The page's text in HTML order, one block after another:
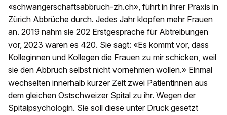
«schwangerschaftsabbruch-zh.ch», führt in ihrer Praxis in
Zürich Abbrüche durch. Jedes Jahr klopfen mehr Frauen
an. 2019 nahm sie 202 Erstgespräche für Abtreibungen
vor, 2023 waren es 420. Sie sagt: «Es kommt vor, dass
Kolleginnen und Kollegen die Frauen zu mir schicken, weil
sie den Abbruch selbst nicht vornehmen wollen.» Einmal
wechselten innerhalb kurzer Zeit zwei Patientinnen aus
dem gleichen Ostschweizer Spital zu ihr. Wegen der
Spitalpsychologin. Sie soll diese unter Druck gesetzt